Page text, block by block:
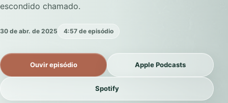
escondido chamado.
30 de abr. de 2025 4:57 de episódio
Ouvir episódio Apple Podcasts
Spotify